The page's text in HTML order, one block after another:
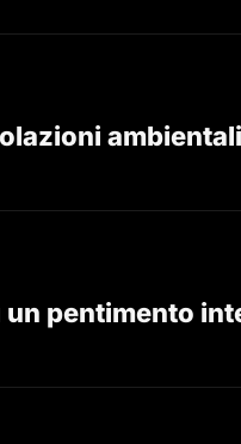
un pentimento